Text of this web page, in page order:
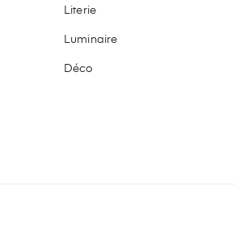
Literie
Luminaire
Déco